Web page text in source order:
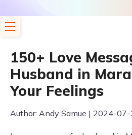
150+ Love
Husband in
Your Feelings
Author: Andy Samue | 2024-07-